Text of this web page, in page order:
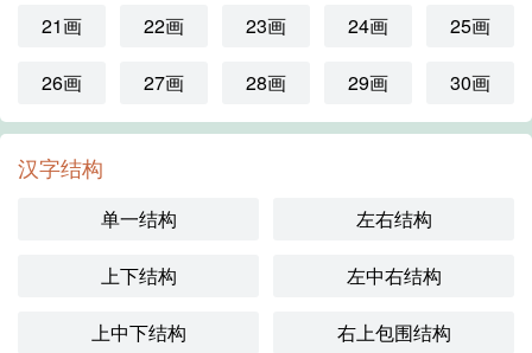
21画 22画 23画 24画 25画
26画 27画 28画 29画 30画
汉字结构
单一结构 左右结构
上下结构 左中右结构
上中下结构 右上包围结构